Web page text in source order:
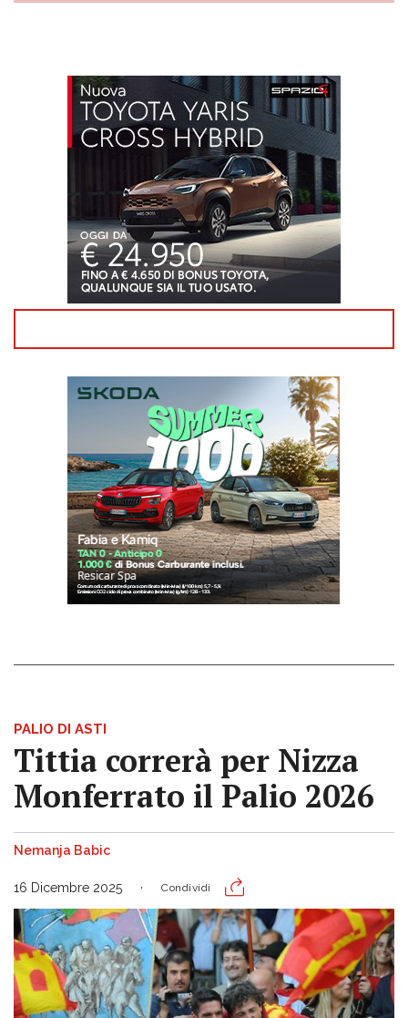
PALIO DI ASTI
Tittia correrà per Nizza
Monferrato il Palio 2026
Nemanja Babic
16 Dicembre 2025 Condividi